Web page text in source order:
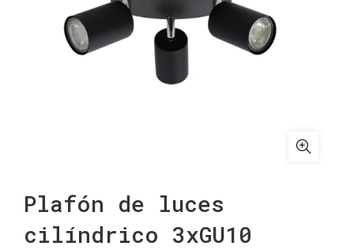
Plafón de luces
cilíndrico 3xGU10